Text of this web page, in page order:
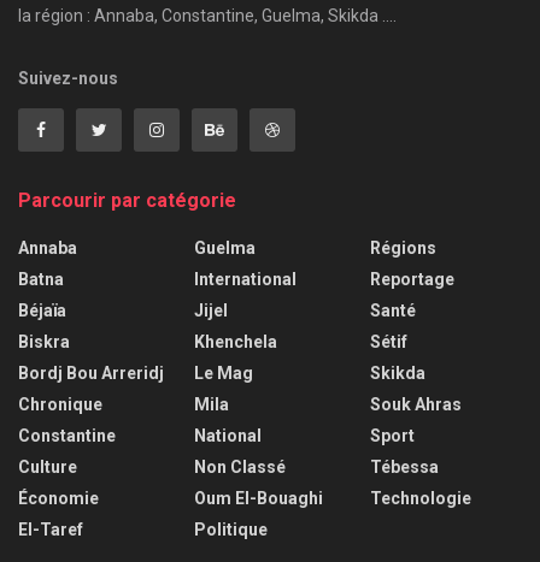
la région : Annaba, Constantine, Guelma, Skikda ....
Suivez-nous
Parcourir par catégorie
Annaba
Batna
Béjaïa
Biskra
Bordj Bou Arreridj
Chronique
Constantine
Culture
Économie
El-Taref
Guelma
International
Jijel
Khenchela
Le Mag
Mila
National
Non Classé
Oum El-Bouaghi
Politique
Régions
Reportage
Santé
Sétif
Skikda
Souk Ahras
Sport
Tébessa
Technologie